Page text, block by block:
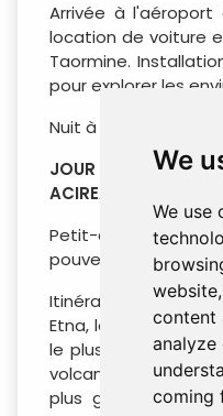
We
We use
content
coming
Arrivée à
location de voiture
Taormine.
pour explorer les
Nuit à l'hôtel à
JOUR 2 : ETNA
ACIREALE/MASCALI/
Petit-déjeuner à
pouvez choisir de
Itinéraire suggéré :
Etna, le plus haut
le plus actif
volcan constitue le
plus grandes